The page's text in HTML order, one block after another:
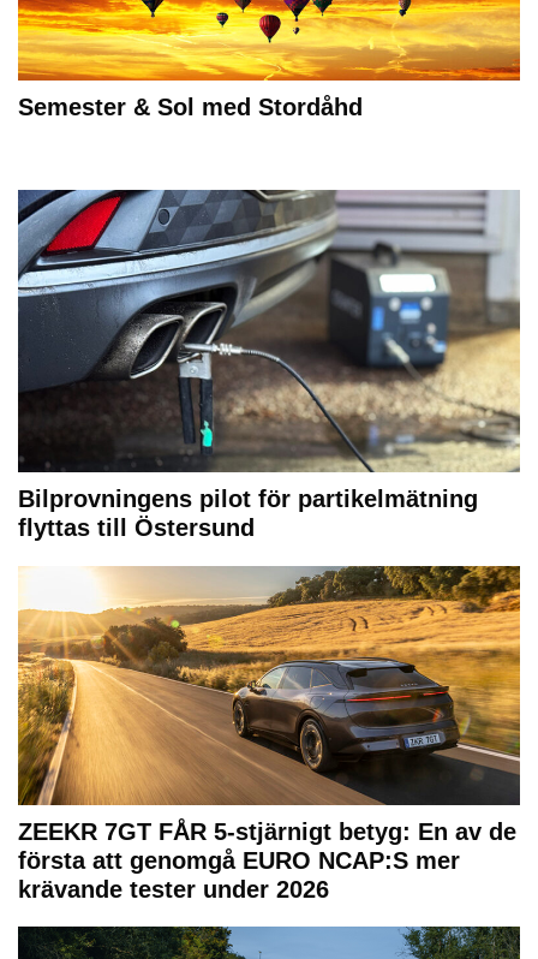
Semester & Sol med Stordåhd
Bilprovningens pilot för partikelmätning
flyttas till Östersund
ZEEKR 7GT FÅR 5-stjärnigt betyg: En av de
första att genomgå EURO NCAP:S mer
krävande tester under 2026